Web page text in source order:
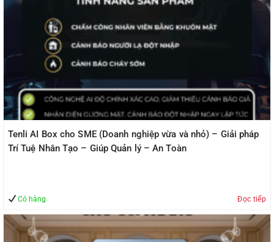
Tenli AI Box cho SME (Doanh nghiệp vừa và nhỏ) – Giải pháp
Trí Tuệ Nhân Tạo – Giúp Quản lý – An Toàn
Có hàng Đọc tiếp